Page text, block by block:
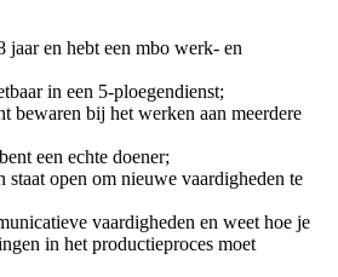
jaar en hebt een mbo werk- en
in een 5-ploegendienst;
bewaren bij het werken aan meerdere
een echte doener;
staat open om nieuwe vaardigheden te
vaardigheden en weet hoe je
in het productieproces moet